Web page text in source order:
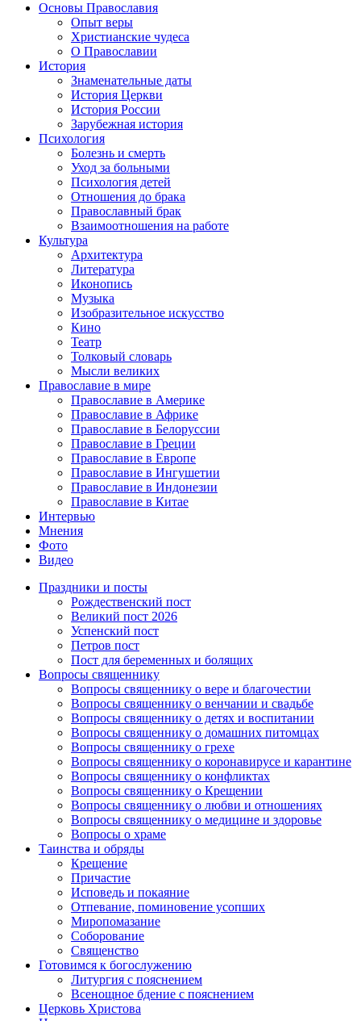
Основы Православия
Опыт веры
Христианские чудеса
О Православии
История
Знаменательные даты
История Церкви
История России
Зарубежная история
Психология
Болезнь и смерть
Уход за больными
Психология детей
Отношения до брака
Православный брак
Взаимоотношения на работе
Культура
Архитектура
Литература
Иконопись
Музыка
Изобразительное искусство
Кино
Театр
Толковый словарь
Мысли великих
Православие в мире
Православие в Америке
Православие в Африке
Православие в Белоруссии
Православие в Греции
Православие в Европе
Православие в Ингушетии
Православие в Индонезии
Православие в Китае
Интервью
Мнения
Фото
Видео
Праздники и посты
Рождественский пост
Великий пост 2026
Успенский пост
Петров пост
Пост для беременных и болящих
Вопросы священнику
Вопросы священнику о вере и благочестии
Вопросы священнику о венчании и свадьбе
Вопросы священнику о детях и воспитании
Вопросы священнику о домашних питомцах
Вопросы священнику о грехе
Вопросы священнику о коронавирусе и карантине
Вопросы священнику о конфликтах
Вопросы священнику о Крещении
Вопросы священнику о любви и отношениях
Вопросы священнику о медицине и здоровье
Вопросы о храме
Таинства и обряды
Крещение
Причастие
Исповедь и покаяние
Отпевание, поминовение усопших
Миропомазание
Соборование
Священство
Готовимся к богослужению
Литургия с пояснением
Всенощное бдение с пояснением
Церковь Христова